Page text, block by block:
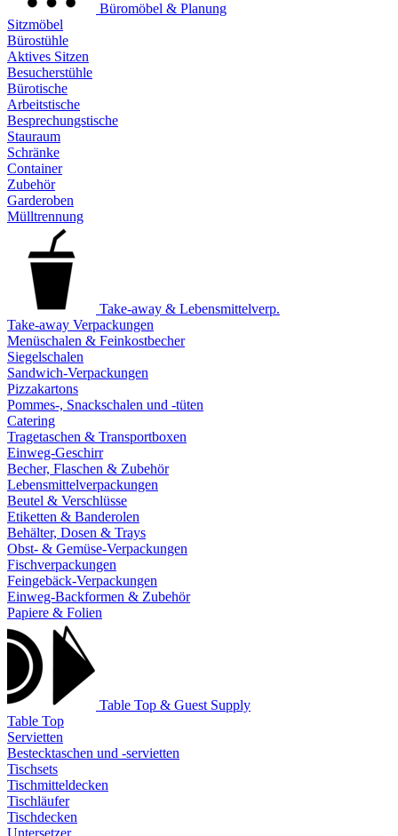
Büromöbel & Planung
Sitzmöbel
Bürostühle
Aktives Sitzen
Besucherstühle
Bürotische
Arbeitstische
Besprechungstische
Stauraum
Schränke
Container
Zubehör
Garderoben
Mülltrennung
Take-away & Lebensmittelverp.
Take-away Verpackungen
Menüschalen & Feinkostbecher
Siegelschalen
Sandwich-Verpackungen
Pizzakartons
Pommes-, Snackschalen und -tüten
Catering
Tragetaschen & Transportboxen
Einweg-Geschirr
Becher, Flaschen & Zubehör
Lebensmittelverpackungen
Beutel & Verschlüsse
Etiketten & Banderolen
Behälter, Dosen & Trays
Obst- & Gemüse-Verpackungen
Fischverpackungen
Feingebäck-Verpackungen
Einweg-Backformen & Zubehör
Papiere & Folien
Table Top & Guest Supply
Table Top
Servietten
Bestecktaschen und -servietten
Tischsets
Tischmitteldecken
Tischläufer
Tischdecken